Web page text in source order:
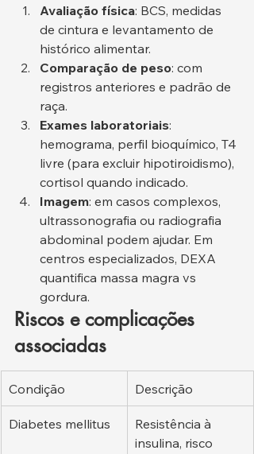
Avaliação física: BCS, medidas
de cintura e levantamento de
histórico alimentar.
Comparação de peso: com
registros anteriores e padrão de
raça.
Exames laboratoriais:
hemograma, perfil bioquímico, T4
livre (para excluir hipotiroidismo),
cortisol quando indicado.
Imagem: em casos complexos,
ultrassonografia ou radiografia
abdominal podem ajudar. Em
centros especializados, DEXA
quantifica massa magra vs
gordura.
Riscos e complicações
associadas
Condição Descrição
Diabetes mellitus
Resistência à
insulina, risco